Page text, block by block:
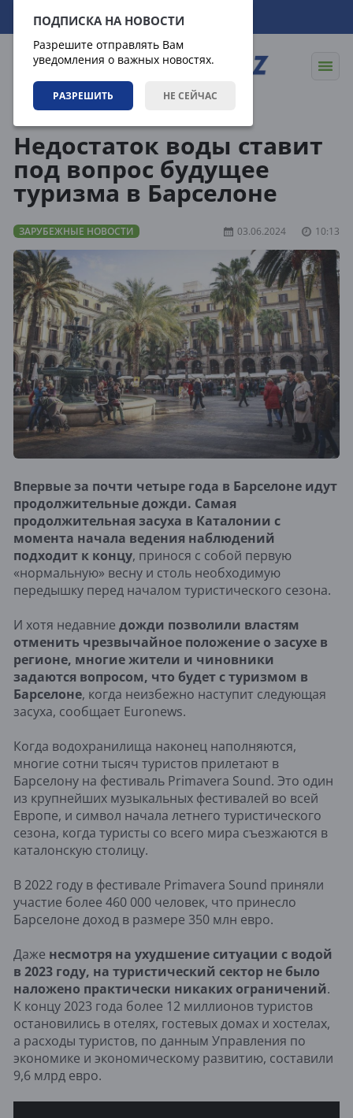
ПОДПИСКА НА НОВОСТИ
Разрешите отправлять Вам
уведомления о важных новостях.
РАЗРЕШИТЬ НЕ СЕЙЧАС
07.08.2026 06:29:34
Недостаток воды ставит
под вопрос будущее
туризма в Барселоне
ЗАРУБЕЖНЫЕ НОВОСТИ 03.06.2024 10:13
Впервые за почти четыре года в Барселоне идут
продолжительные дожди. Самая
продолжительная засуха в Каталонии с
момента начала ведения наблюдений
подходит к концу, принося с собой первую
«нормальную» весну и столь необходимую
передышку перед началом туристического сезона.
И хотя недавние дожди позволили властям
отменить чрезвычайное положение о засухе в
регионе, многие жители и чиновники
задаются вопросом, что будет с туризмом в
Барселоне, когда неизбежно наступит следующая
засуха, сообщает Euronews.
Когда водохранилища наконец наполняются,
многие сотни тысяч туристов прилетают в
Барселону на фестиваль Primavera Sound. Это один
из крупнейших музыкальных фестивалей во всей
Европе, и символ начала летнего туристического
сезона, когда туристы со всего мира съезжаются в
каталонскую столицу.
В 2022 году в фестивале Primavera Sound приняли
участие более 460 000 человек, что принесло
Барселоне доход в размере 350 млн евро.
Даже несмотря на ухудшение ситуации с водой
в 2023 году, на туристический сектор не было
наложено практически никаких ограничений.
К концу 2023 года более 12 миллионов туристов
остановились в отелях, гостевых домах и хостелах,
а расходы туристов, по данным Управления по
экономике и экономическому развитию, составили
9,6 млрд евро.